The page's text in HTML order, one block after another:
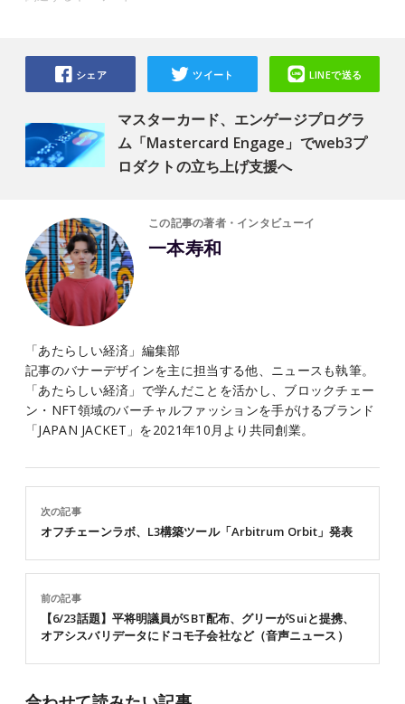
マスターカード、エンゲージプログラ
ム「Mastercard Engage」でweb3プ
ロダクトの立ち上げ支援へ
シェア ツイート LINEで送る
この記事の著者・インタビューイ
一本寿和
「あたらしい経済」編集部
記事のバナーデザインを主に担当する他、ニュースも執筆。
「あたらしい経済」で学んだことを活かし、ブロックチェー
ン・NFT領域のバーチャルファッションを手がけるブランド
「JAPAN JACKET」を2021年10月より共同創業。
前の記事
【6/23話題】平将明議員がSBT配布、グリーがSuiと提携、
オアシスバリデータにドコモ子会社など（音声ニュース）
次の記事
オフチェーンラボ、L3構築ツール「Arbitrum Orbit」発表